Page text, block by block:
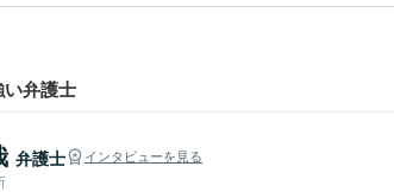
い弁護士
弁護士 インタビューを見る